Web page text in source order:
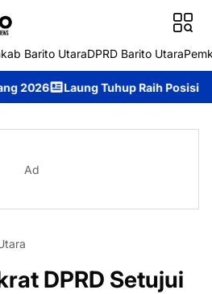
Barito UtaraDPRD Barito Utara
Raih Posisi Ketiga Tari Kreasi
Ad
DPRD Setujui